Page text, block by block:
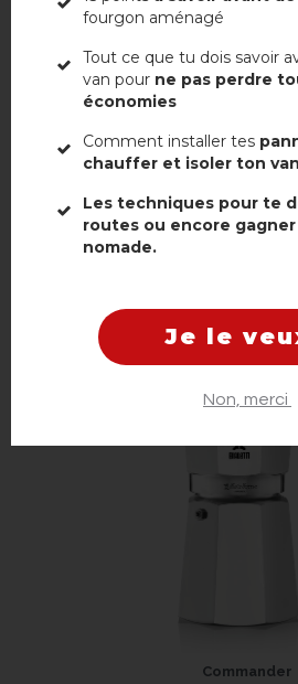
La cuisine en van, c’est tout un art. Et
Cafetières italiennes ou bouilloires,
Commander
fourgon aménagé
Tout ce que tu dois savoir
van pour ne pas perdre
économies
Comment installer tes
chauffer et isoler ton
Les techniques pour te
routes ou encore
nomade.
Je le
Non, merci